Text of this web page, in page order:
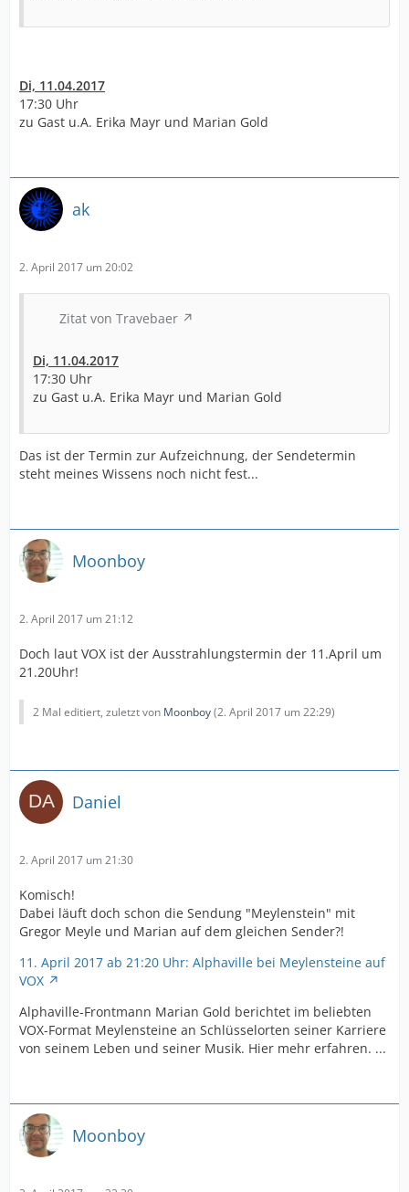
Di, 11.04.2017
17:30 Uhr
zu Gast u.A. Erika Mayr und Marian Gold
ak
2. April 2017 um 20:02
Zitat von Travebaer
Di, 11.04.2017
17:30 Uhr
zu Gast u.A. Erika Mayr und Marian Gold
Das ist der Termin zur Aufzeichnung, der Sendetermin
steht meines Wissens noch nicht fest...
Moonboy
2. April 2017 um 21:12
Doch laut VOX ist der Ausstrahlungstermin der 11.April um
21.20Uhr!
2 Mal editiert, zuletzt von Moonboy(2. April 2017 um 22:29)
Daniel
2. April 2017 um 21:30
Komisch!
Dabei läuft doch schon die Sendung "Meylenstein" mit
Gregor Meyle und Marian auf dem gleichen Sender?!
11. April 2017 ab 21:20 Uhr: Alphaville bei Meylensteine auf
VOX
Alphaville-Frontmann Marian Gold berichtet im beliebten
VOX-Format Meylensteine an Schlüsselorten seiner Karriere
von seinem Leben und seiner Musik. Hier mehr erfahren. ...
Moonboy